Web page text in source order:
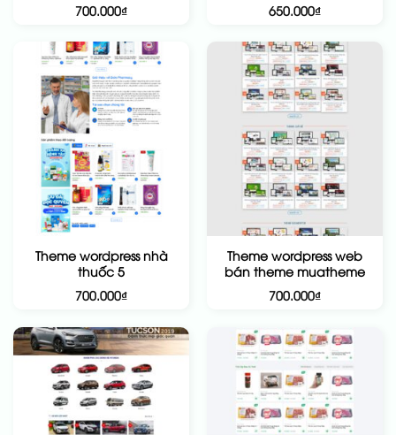
700.000₫
650.000₫
Theme wordpress nhà
thuốc 5
700.000₫
Theme wordpress web
bán theme muatheme
700.000₫